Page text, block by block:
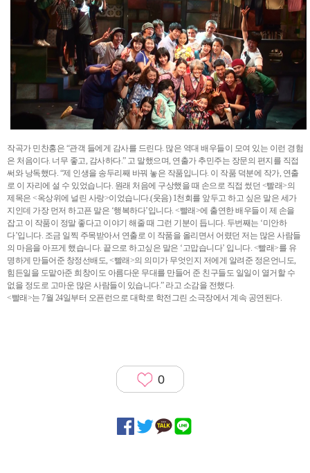
작곡가 민찬홍은 “관객 들에게 감사를 드린다. 많은 역대 배우들이 모여 있는 이런 경험
은 처음이다. 너무 좋고, 감사하다.” 고 말했으며, 연출가 추민주는 장문의 편지를 직접
써와 낭독했다. “제 인생을 송두리째 바꿔 놓은 작품입니다. 이 작품 덕분에 작가, 연출
로 이 자리에 설 수 있었습니다. 원래 처음에 구상했을 때 손으로 직접 썼던 <빨래>의
제목은 <옥상위에 널린 사랑>이었습니다.(웃음) 1천회를 앞두고 하고 싶은 말은 세가
지인데 가장 먼저 하고픈 말은 ‘행복하다’입니다. <빨래>에 출연한 배우들이 제 손을
잡고 이 작품이 정말 좋다고 이야기 해줄 때 그런 기분이 듭니다. 두번째는 ‘미안하
다’입니다. 조금 일찍 주목받아서 연출로 이 작품을 올리면서 어렸던 저는 많은 사람들
의 마음을 아프게 했습니다. 끝으로 하고싶은 말은 ‘고맙습니다’ 입니다. <빨래>를 유
명하게 만들어준 창정선배도, <빨래>의 의미가 무엇인지 저에게 알려준 정은언니도,
힘든일을 도맡아준 희창이도 아름다운 무대를 만들어 준 친구들도 일일이 열거할 수
없을 정도로 고마운 많은 사람들이 있습니다.” 라고 소감을 전했다.
<빨래>는 7월 24일부터 오픈런으로 대학로 학전그린 소극장에서 계속 공연된다.
0